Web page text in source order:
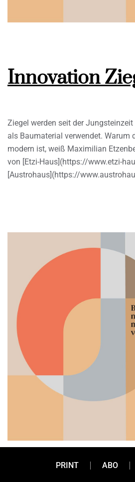
Innovation
Ziegel werden seit der
als Baumaterial verwendet. Warum
modern ist, weiß Maximilian
von [Etzi-Haus](https://www.etzi-
[Austrohaus](https://
PRINT ABO